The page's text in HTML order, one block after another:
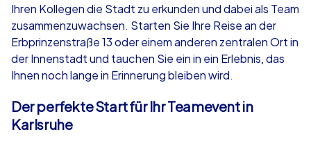
Ihren Kollegen die Stadt zu erkunden und dabei als Team
zusammenzuwachsen. Starten Sie Ihre Reise an der
Erbprinzenstraße 13 oder einem anderen zentralen Ort in
der Innenstadt und tauchen Sie ein in ein Erlebnis, das
Ihnen noch lange in Erinnerung bleiben wird.
Der perfekte Start für Ihr Teamevent in
Karlsruhe